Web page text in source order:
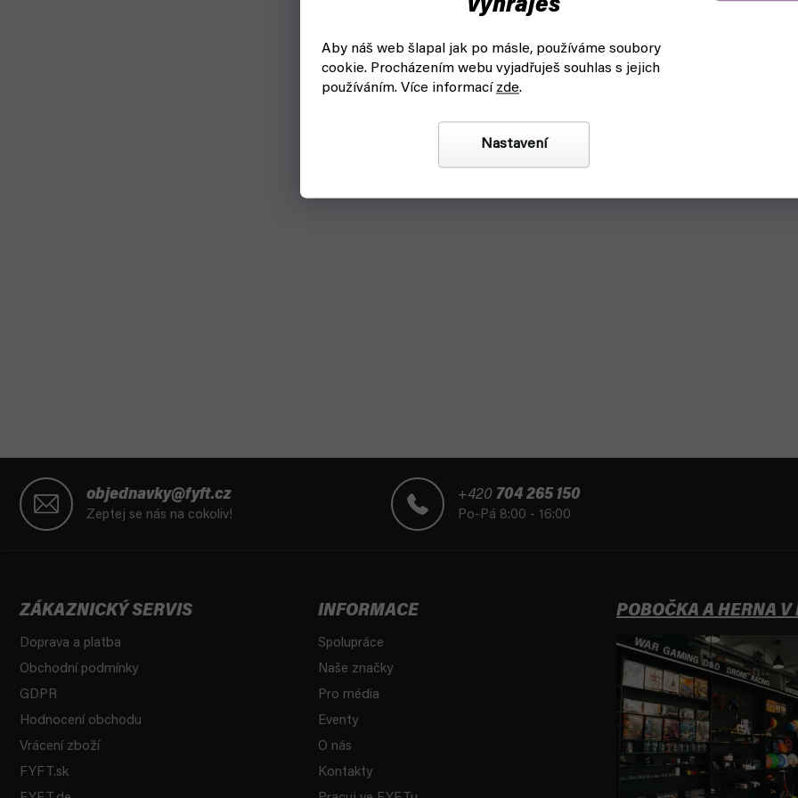
vyhraješ
Aby náš web šlapal jak po másle, používáme soubory
cookie. Procházením webu vyjadřuješ souhlas s jejich
používáním. Více informací zde.
Nastavení
objednavky@fyft.cz
Zeptej se nás na cokoliv!
+420 704 265 150
Po-Pá 8:00 - 16:00
ZÁKAZNICKÝ SERVIS
Doprava a platba
Obchodní podmínky
GDPR
Hodnocení obchodu
Vrácení zboží
FYFT.sk
INFORMACE
Spolupráce
Naše značky
Pro média
Eventy
O nás
Kontakty
POBOČKA A HERNA V